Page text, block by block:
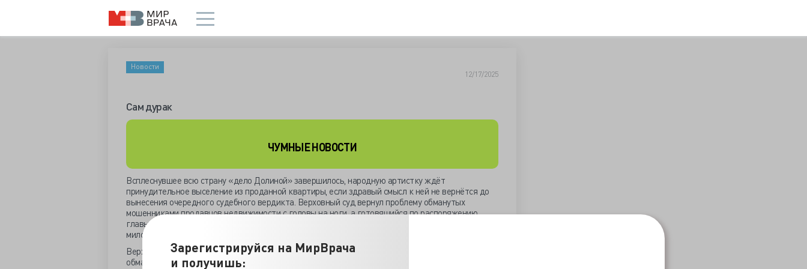
Зарегистрируйся на МирВрача
и получишь:
Новости
12/17/2025
Сам дурак
ЧУМНЫЕ НОВОСТИ
Всплеснувшее всю страну «дело Долиной» завершилось, народную артистку ждёт
принудительное выселение из проданной квартиры, если здравый смысл к ней не вернётся до
вынесения очередного судебного вердикта. Верховный суд вернул проблему обманутых
мошенниками продавцов недвижимости с головы на ноги, а готовящийся по распоряжению
главы ВС обзор практики по оспариванию сделок с недвижимостью, разъяснит судам, кого надо
миловать.
Верховный суд не обманул ожидания справедливости, но не разрешил проблемы по глупости
обманувшихся и обманувших невинных покупателей на огромные деньги. Чего уж таиться,